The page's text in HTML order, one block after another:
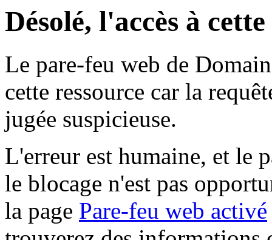
Désolé, l'accès à
Le pare-feu web de
cette ressource car la
jugée suspicieuse.
L'erreur est humaine, et le
le blocage n'est pas
la page Pare-feu web activé